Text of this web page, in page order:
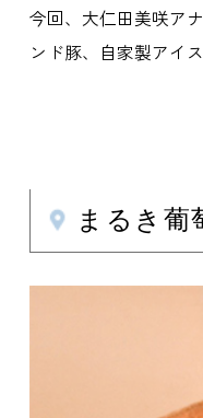
今回、大仁田美咲ア
ンド豚、自家製アイ
まるき葡